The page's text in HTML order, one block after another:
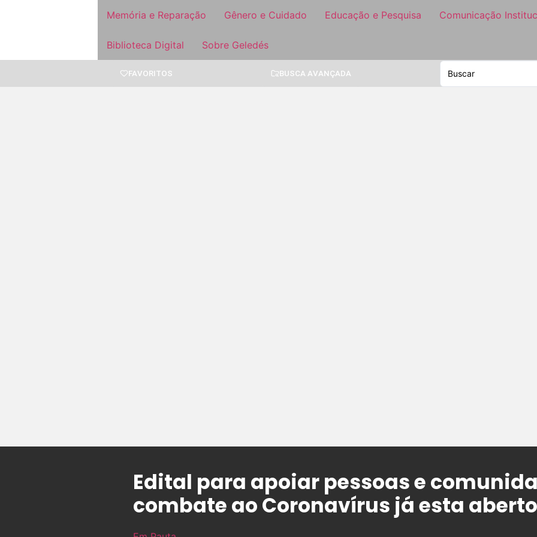
Memória e Reparação Gênero e Cuidado Educação e Pesquisa Comunicação
Biblioteca Digital Sobre Geledés
FAVORITOS BUSCA AVANÇADA
Edital para apoiar pessoas e
combate ao Coronavírus já esta aberto